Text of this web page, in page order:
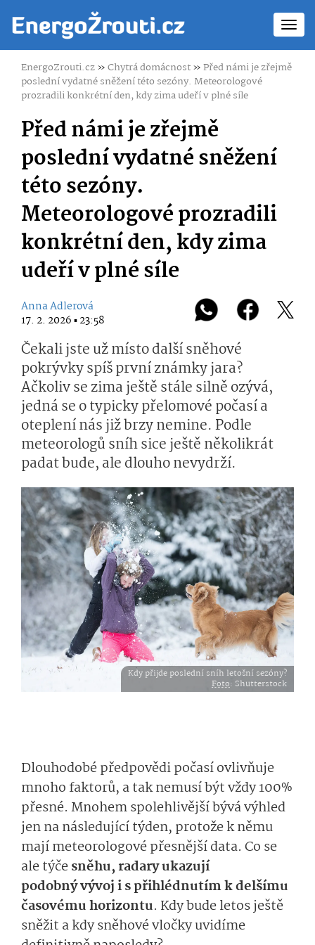
EnergoZrouti.cz»Chytrá domácnost»Před námi je zřejmě
poslední vydatné sněžení této sezóny. Meteorologové
prozradili konkrétní den, kdy zima udeří v plné síle
Před námi je zřejmě
poslední vydatné sněžení
této sezóny.
Meteorologové prozradili
konkrétní den, kdy zima
udeří v plné síle
Anna Adlerová
17. 2. 2026 ▪ 23:58
Čekali jste už místo další sněhové
pokrývky spíš první známky jara?
Ačkoliv se zima ještě stále silně ozývá,
jedná se o typicky přelomové počasí a
oteplení nás již brzy nemine. Podle
meteorologů sníh sice ještě několikrát
padat bude, ale dlouho nevydrží.
Kdy přijde poslední sníh letošní sezóny?
Foto: Shutterstock
Dlouhodobé předpovědi počasí ovlivňuje
mnoho faktorů, a tak nemusí být vždy 100%
přesné. Mnohem spolehlivějšíbý­vávýhled
jen na následující týden, protože k němu
mají meteorologové přesnější data. Co se
ale týčesněhu,ra­dary ukazují
podobnývývoji s přih­lédnutím k delšímu
časovémuhori­zontu. Kdybu­de letos ještě
sněžit a kdysněhové vločky uvidíme